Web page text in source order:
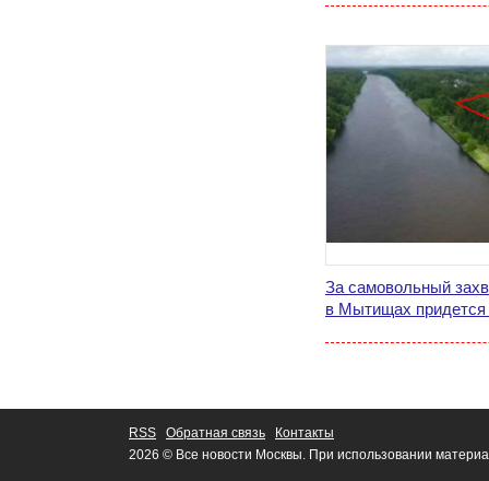
За самовольный
в Мытищах придется
RSS Обратная связь
Контакты
2026 © Все новости Москвы. При использовании